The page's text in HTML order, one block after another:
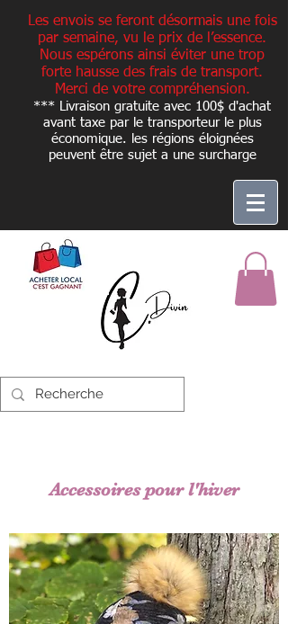
Les envois se feront désormais une fois
par semaine, vu le prix de l’essence.
Nous espérons ainsi éviter une trop
forte hausse des frais de transport.
Merci de votre compréhension.
*** Livraison gratuite avec 100$ d'achat
avant taxe par le transporteur le plus
économique. les régions éloignées
peuvent être sujet a une surcharge
Accessoires pour l'hiver